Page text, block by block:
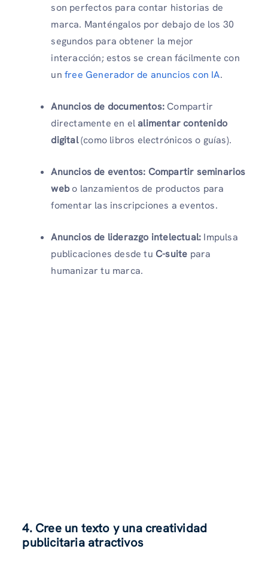
son perfectos para contar historias de
marca. Manténgalos por debajo de los 30
segundos para obtener la mejor
interacción; estos se crean fácilmente con
un free Generador de anuncios con IA.
Anuncios de documentos:Compartir
directamente en elalimentar contenido
digital(como libros electrónicos o guías).
Anuncios de eventos: Compartir seminarios
webo lanzamientos de productos para
fomentar las inscripciones a eventos.
Anuncios de liderazgo intelectual: Impulsa
publicaciones desde tu C-suite para
humanizar tu marca.
4. Cree un texto y una creatividad
publicitaria atractivos